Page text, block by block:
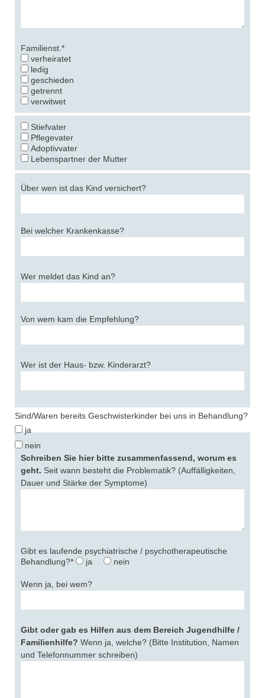
Familienst.*
verheiratet
ledig
geschieden
getrennt
verwitwet
Stiefvater
Pflegevater
Adoptivvater
Lebenspartner der Mutter
Über wen ist das Kind versichert?
Bei welcher Krankenkasse?
Wer meldet das Kind an?
Von wem kam die Empfehlung?
Wer ist der Haus- bzw. Kinderarzt?
Sind/Waren bereits Geschwisterkinder bei uns in Behandlung?
ja
nein
Schreiben Sie hier bitte zusammenfassend, worum es
geht. Seit wann besteht die Problematik? (Auffälligkeiten,
Dauer und Stärke der Symptome)
Gibt es laufende psychiatrische / psychotherapeutische
Behandlung?*
ja nein
Wenn ja, bei wem?
Gibt oder gab es Hilfen aus dem Bereich Jugendhilfe /
Familienhilfe? Wenn ja, welche? (Bitte Institution, Namen
und Telefonnummer schreiben)